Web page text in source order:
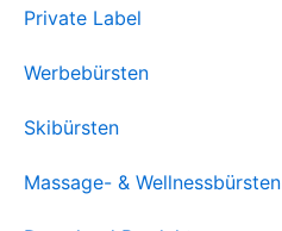
Private Label
Werbebürsten
Skibürsten
Massage- & Wellnessbürsten